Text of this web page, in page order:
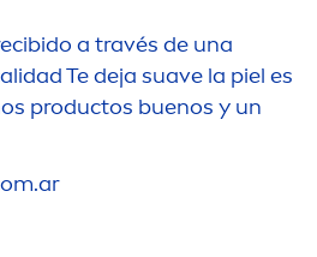
a través de una
Te deja suave la piel es
productos buenos y un